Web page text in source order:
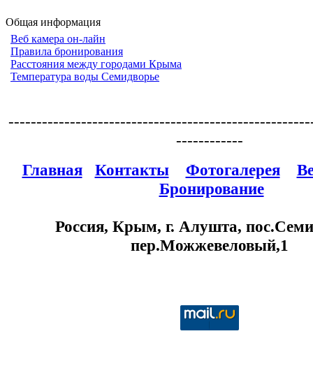
Общая информация
Веб камера он-лайн
Правила бронирования
Расстояния между городами Крыма
Температура воды Семидворье
------------
Главная
Контакты Фотогалерея
Бронирование
Россия, Крым, г. Алушта,
пер.Можжевеловый,1